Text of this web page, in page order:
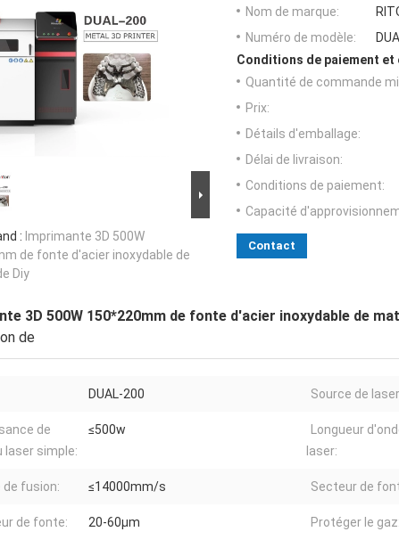
: Imprimante 3D 500W
de fonte d'acier inoxydable de
Diy
Nom de marque:
Numéro de modèle:
Conditions de paiement et
Quantité de commande
Prix:
Détails d'emballage:
Délai de livraison:
Conditions de paiement:
Capacité
Contact
3D 500W 150*220mm de fonte d'acier inoxydable de
de
DUAL-200 Source de
de
laser simple:
≤500w
Longueur
laser:
fusion: ≤14000mm/s Secteur de
de fonte: 20-60μm Protéger le gaz: